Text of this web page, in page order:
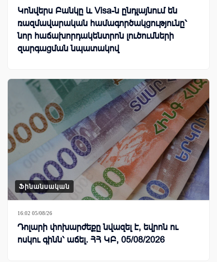
Կոնվերս Բանկը և Visa-ն ընդլայնում են
ռազմավարական համագործակցությունը՝
նոր հաճախորդակենտրոն լուծումների
զարգացման նպատակով
Ֆինանսական
16:02 05/08/26
Դոլարի փոխարժեքը նվազել է, եվրոն ու
ոսկու գինն՝ աճել. ՀՀ ԿԲ, 05/08/2026